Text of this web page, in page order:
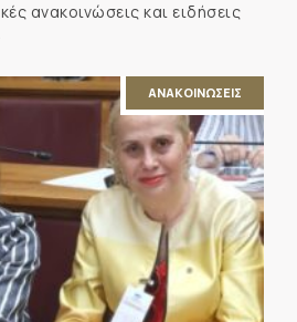
ανακοινώσεις και ειδήσεις
ΑΝΑΚΟΙΝΩΣΕΙΣ